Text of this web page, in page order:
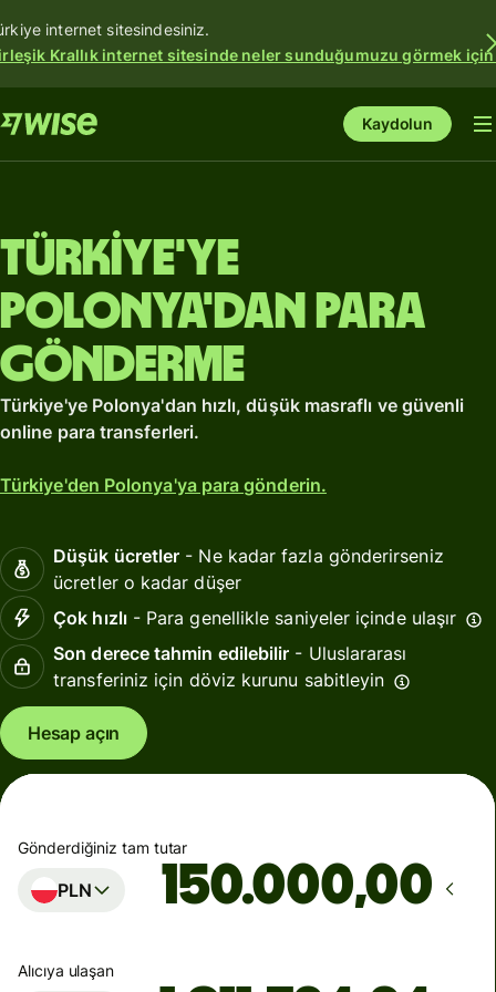
internet sitesindesiniz.
Krallık internet sitesinde neler sunduğumuzu görmek için
Kaydolun
Türkiye'ye
Polonya'dan para
gönderme
Türkiye'ye Polonya'dan hızlı, düşük masraflı ve güvenli
online para transferleri.
Türkiye'den Polonya'ya para gönderin.
Düşük ücretler - Ne kadar fazla gönderirseniz
ücretler o kadar düşer
Çok hızlı- Para genellikle saniyeler içinde ulaşır
Son derece tahmin edilebilir - Uluslararası
transferiniz için döviz kurunu sabitleyin
Hesap açın
Gönderdiğiniz tam tutar
PLN ,00
Alıcıya ulaşan